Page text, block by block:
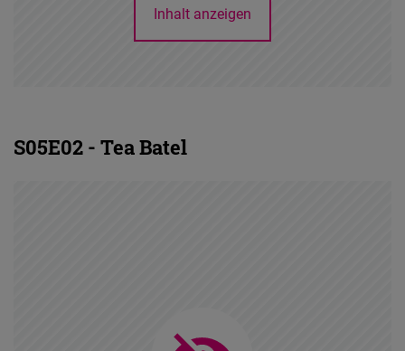
Inhalt anzeigen
S05E02 - Tea Batel